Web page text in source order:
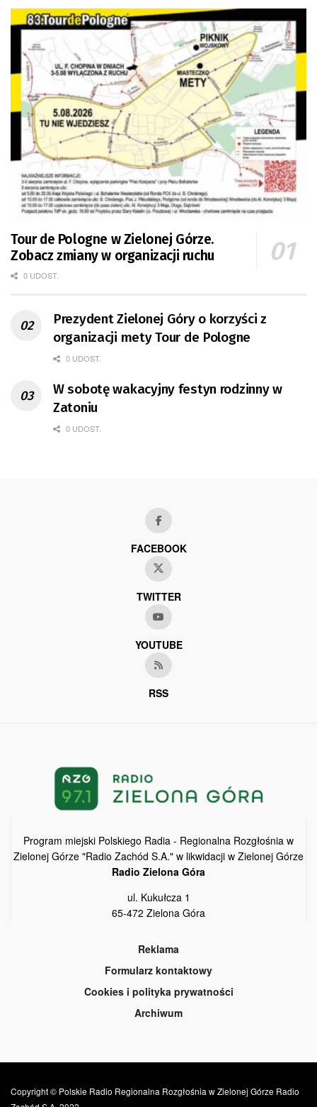
Tour de Pologne w Zielonej Górze.
Zobacz zmiany w organizacji ruchu
0 UDOST.
Prezydent Zielonej Góry o korzyści z
organizacji mety Tour de Pologne
0 UDOST.
W sobotę wakacyjny festyn rodzinny w
Zatoniu
0 UDOST.
FACEBOOK
TWITTER
YOUTUBE
RSS
Program miejski Polskiego Radia - Regionalna Rozgłośnia w
Zielonej Górze "Radio Zachód S.A." w likwidacji w Zielonej Górze
Radio Zielona Góra
ul. Kukułcza 1
65-472 Zielona Góra
Reklama
Formularz kontaktowy
Cookies i polityka prywatności
Archiwum
Copyright © Polskie Radio Regionalna Rozgłośnia w Zielonej Górze Radio